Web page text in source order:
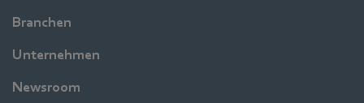
Branchen
Unternehmen
Newsroom